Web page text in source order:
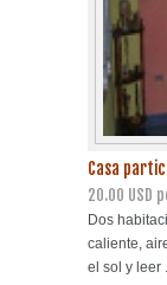
Casa
20.00 USD
Dos
caliente,
el sol y leer .